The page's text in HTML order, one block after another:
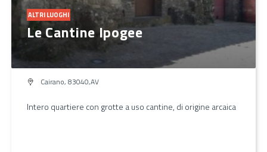
ALTRI LUOGHI
Le Cantine Ipogee
Cairano, 83040,AV
Intero quartiere con grotte a uso cantine, di origine arcaica